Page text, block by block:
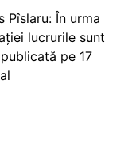
Pîslaru: În urma
lucrurile sunt
pe 17